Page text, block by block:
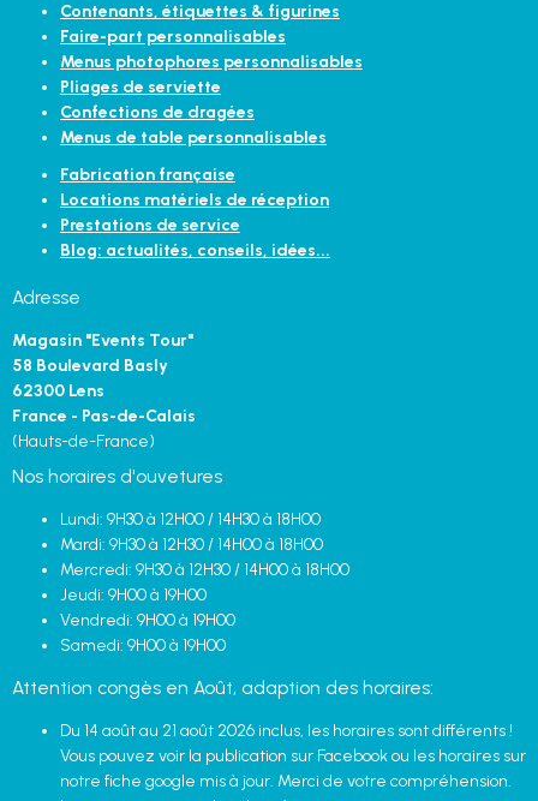
Contenants, étiquettes & figurines
Faire-part personnalisables
Menus photophores personnalisables
Pliages de serviette
Confections de dragées
Menus de table personnalisables
Fabrication française
Locations matériels de réception
Prestations de service
Blog: actualités, conseils, idées...
Adresse
Magasin "Events Tour"
58 Boulevard Basly
62300 Lens
France - Pas-de-Calais
(Hauts-de-France)
Nos horaires d'ouvetures
Lundi: 9H30 à 12H00 / 14H30 à 18H00
Mardi: 9H30 à 12H30 / 14H00 à 18H00
Mercredi: 9H30 à 12H30 / 14H00 à 18H00
Jeudi: 9H00 à 19H00
Vendredi: 9H00 à 19H00
Samedi: 9H00 à 19H00
Attention congès en Août, adaption des horaires:
Du 14 août au 21 août 2026 inclus, les horaires sont différents !
Vous pouvez voir la publication sur Facebook ou les horaires sur
notre fiche google mis à jour. Merci de votre compréhension.